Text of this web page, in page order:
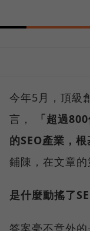
今年5月，頂級
言，
「超過
的SEO產業，根
鋪陳，在文章的
是什麼動搖了
答案毫不意外